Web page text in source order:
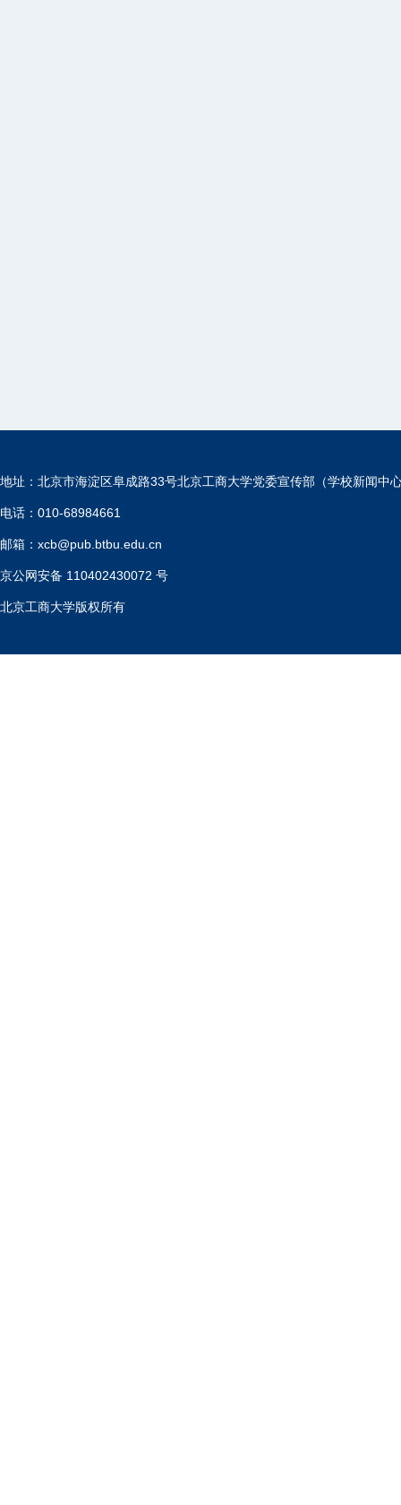
地址：北京市海淀区阜成路33号北京工商大学党委宣传部（学校新闻中
电话：010-68984661
邮箱：xcb@pub.btbu.edu.cn
京公网安备 110402430072 号
北京工商大学版权所有